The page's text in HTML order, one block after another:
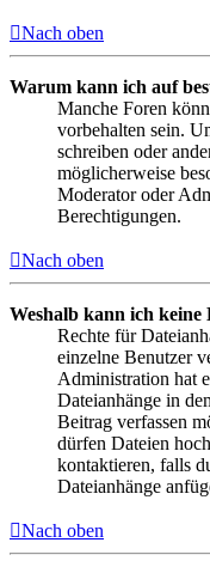
Nach oben
Warum kann ich auf
Manche Foren
vorbehalten sein.
schreiben oder
möglicherweise
Moderator oder
Berechtigungen.
Nach oben
Weshalb kann ich keine
Rechte für
einzelne Benutzer
Administration hat
Dateianhänge in
Beitrag verfassen
dürfen Dateien
kontaktieren, falls
Dateianhänge
Nach oben